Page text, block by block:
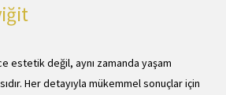
estetik değil, aynı zamanda yaşam
Her detayıyla mükemmel sonuçlar için